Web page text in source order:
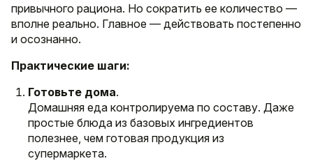
привычного рациона. Но сократить ее количество —
вполне реально. Главное — действовать постепенно
и осознанно.
Практические шаги:
Готовьте дома.
Домашняя еда контролируема по составу. Даже
простые блюда из базовых ингредиентов
полезнее, чем готовая продукция из
супермаркета.